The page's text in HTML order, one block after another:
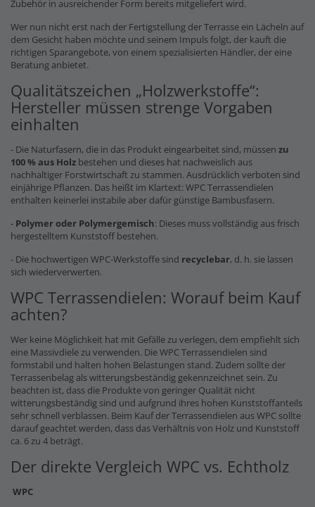
Zubehör in ausreichender Form bereits mitgeliefert wird.
Wer nun nicht erst nach der Fertigstellung der Terrasse ein Lächeln auf
dem Gesicht haben möchte und seinem Impuls folgt, der kauft die
richtigen Sparangebote, von einem spezialisierten Händler, der eine
Beratung anbietet.
Qualitätszeichen „Holzwerkstoffe“:
Hersteller müssen strenge Vorgaben
einhalten
- Die Naturfasern, die in das Produkt eingearbeitet sind, müssen zu
100 % aus Holz bestehen und dieses hat nachweislich aus
nachhaltiger Forstwirtschaft zu stammen. Ausdrücklich verboten sind
einjährige Pflanzen. Das heißt im Klartext: WPC Terrassendielen
enthalten keinerlei instabile aber dafür günstige Bambusfasern.
- Polymer oder Polymergemisch: Dieses muss vollständig aus frisch
hergestelltem Kunststoff bestehen.
- Die hochwertigen WPC-Werkstoffe sind recyclebar, d. h. sie lassen
sich wiederverwerten.
WPC Terrassendielen: Worauf beim Kauf
achten?
Wer keine Möglichkeit hat mit Gefälle zu verlegen, dem empfiehlt sich
eine Massivdiele zu verwenden. Die WPC Terrassendielen sind
formstabil und halten hohen Belastungen stand. Zudem sollte der
Terrassenbelag als witterungsbeständig gekennzeichnet sein. Zu
beachten ist, dass die Produkte von geringer Qualität nicht
witterungsbeständig sind und aufgrund ihres hohen Kunststoffanteils
sehr schnell verblassen. Beim Kauf der Terrassendielen aus WPC sollte
darauf geachtet werden, dass das Verhältnis von Holz und Kunststoff
ca. 6 zu 4 beträgt.
Der direkte Vergleich WPC vs. Echtholz
WPC